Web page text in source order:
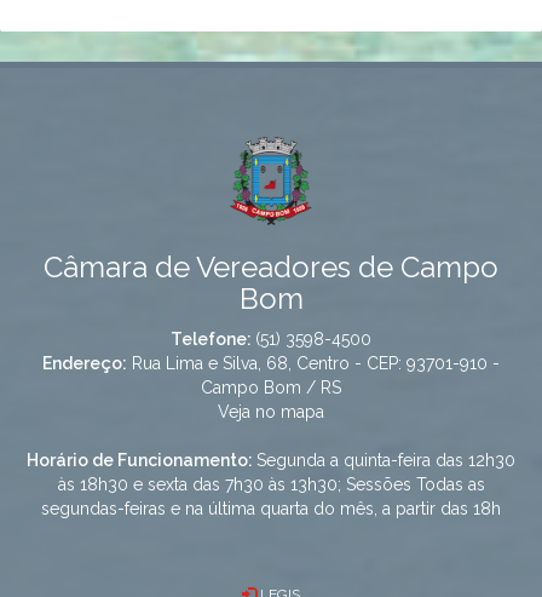
Câmara de Vereadores de Campo
Bom
Telefone: (51) 3598-4500
Endereço: Rua Lima e Silva, 68, Centro - CEP: 93701-910 -
Campo Bom / RS
Veja no mapa
Horário de Funcionamento: Segunda a quinta-feira das 12h30
às 18h30 e sexta das 7h30 às 13h30; Sessões Todas as
segundas-feiras e na última quarta do mês, a partir das 18h